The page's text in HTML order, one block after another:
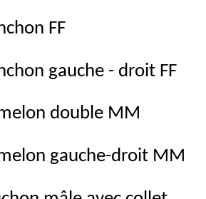
FF
gauche - droit FF
double MM
gauche-droit MM